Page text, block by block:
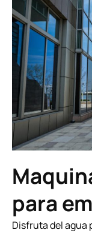
para
Disfruta del agua